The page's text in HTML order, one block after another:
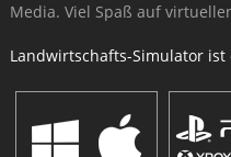
Media. Viel Spaß auf
Landwirtschafts-Simulator